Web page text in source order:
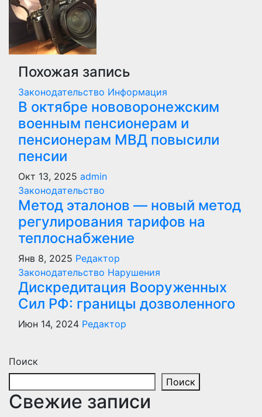
Похожая запись
Законодательство Информация
В октябре нововоронежским
военным пенсионерам и
пенсионерам МВД повысили
пенсии
Окт 13, 2025 admin
Законодательство
Метод эталонов — новый метод
регулирования тарифов на
теплоснабжение
Янв 8, 2025 Редактор
Законодательство Нарушения
Дискредитация Вооруженных
Сил РФ: границы дозволенного
Июн 14, 2024 Редактор
Поиск
Поиск
Свежие записи